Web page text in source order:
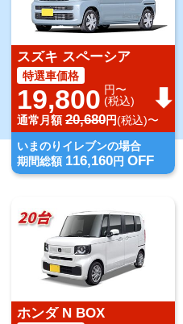
スズキ スペーシア
特選車価格
19,800 円〜
(税込)
通常月額20,680円(税込)〜
いまのりイレブンの場合
期間総額 116,160円 OFF
ホンダ N BOX